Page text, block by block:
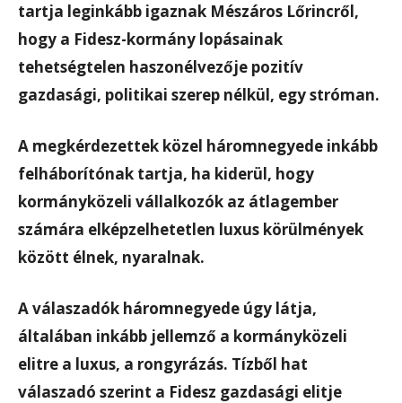
tartja leginkább igaznak Mészáros Lőrincről,
hogy a Fidesz-kormány lopásainak
tehetségtelen haszonélvezője pozitív
gazdasági, politikai szerep nélkül, egy stróman.
A megkérdezettek közel háromnegyede inkább
felháborítónak tartja, ha kiderül, hogy
kormányközeli vállalkozók az átlagember
számára elképzelhetetlen luxus körülmények
között élnek, nyaralnak.
A válaszadók háromnegyede úgy látja,
általában inkább jellemző a kormányközeli
elitre a luxus, a rongyrázás. Tízből hat
válaszadó szerint a Fidesz gazdasági elitje